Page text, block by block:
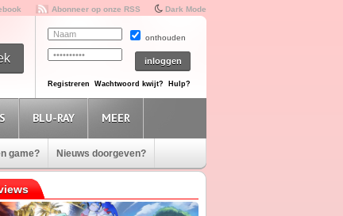
Abonneer op onze RSS Dark Mode
onthouden
Registreren Wachtwoord kwijt? Hulp?
BLU-RAY MEER
game? Nieuws doorgeven?